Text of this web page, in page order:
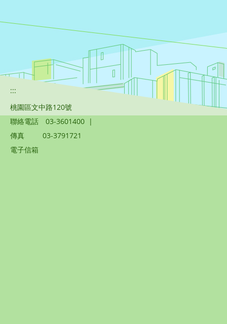
:::
桃園區文中路120號
聯絡電話
03-3601400 |
傳真
03-3791721
電子信箱